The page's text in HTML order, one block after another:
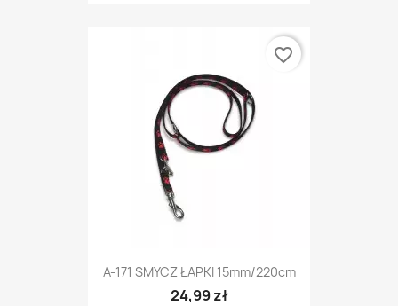
A-171 SMYCZ ŁAPKI 15mm/220cm
24,99 zł
favorite_border